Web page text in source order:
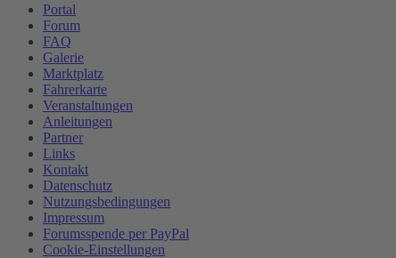
Portal
Forum
FAQ
Galerie
Marktplatz
Fahrerkarte
Veranstaltungen
Anleitungen
Partner
Links
Kontakt
Datenschutz
Nutzungsbedingungen
Impressum
Forumsspende per PayPal
Cookie-Einstellungen